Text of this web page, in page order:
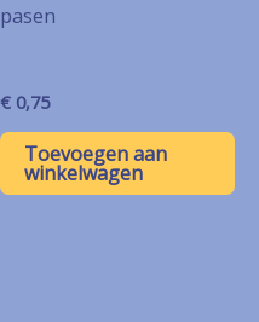
pasen
€ 0,75
Toevoegen aan
winkelwagen